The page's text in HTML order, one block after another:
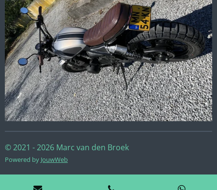
© 2021 - 2026 Marc van den Broek
Powered by JouwWeb